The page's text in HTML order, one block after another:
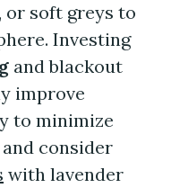
or soft greys to
Investing
and blackout
improve
to minimize
consider
with lavender